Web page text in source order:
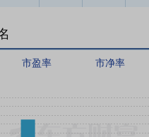
市盈率 市净率